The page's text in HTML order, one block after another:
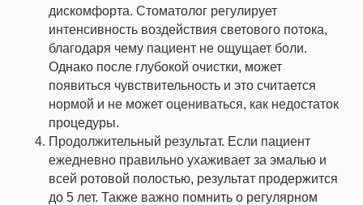
дискомфорта. Стоматолог регулирует
интенсивность воздействия светового потока,
благодаря чему пациент не ощущает боли.
Однако после глубокой очистки, может
появиться чувствительность и это считается
нормой и не может оцениваться, как недостаток
процедуры.
Продолжительный результат. Если пациент
ежедневно правильно ухаживает за эмалью и
всей ротовой полостью, результат продержится
до 5 лет. Также важно помнить о регулярном